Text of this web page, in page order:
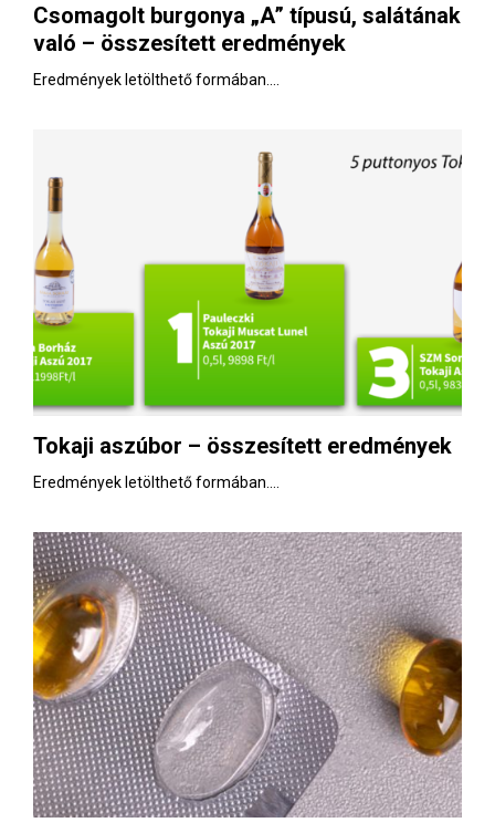
Csomagolt burgonya „A” típusú, salátának
való – összesített eredmények
Eredmények letölthető formában....
Tokaji aszúbor – összesített eredmények
Eredmények letölthető formában....